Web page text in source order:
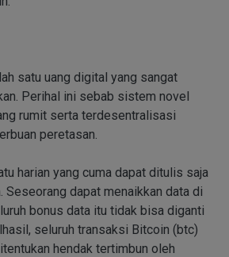
satu uang digital yang sangat
Perihal ini sebab sistem novel
rumit serta terdesentralisasi
peretasan.
harian yang cuma dapat ditulis saja
Seseorang dapat menaikkan data di
bonus data itu tidak bisa diganti
seluruh transaksi Bitcoin (btc)
hendak tertimbun oleh